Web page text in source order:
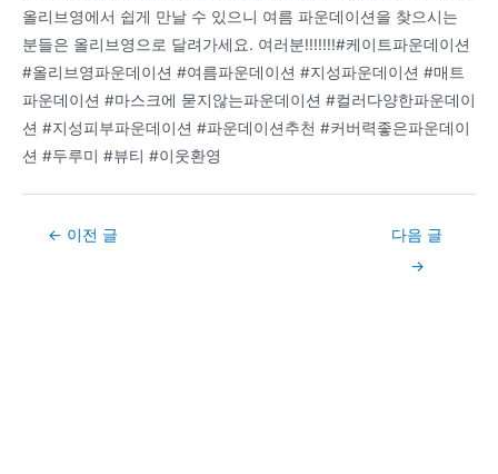
올리브영에서 쉽게 만날 수 있으니 여름 파운데이션을 찾으시는
분들은 올리브영으로 달려가세요. 여러분!!!!!!!#케이트파운데이션
#올리브영파운데이션 #여름파운데이션 #지성파운데이션 #매트
파운데이션 #마스크에 묻지않는파운데이션 #컬러다양한파운데이
션 #지성피부파운데이션 #파운데이션추천 #커버력좋은파운데이
션 #두루미 #뷰티 #이웃환영
Post← 이전 글
다음 글
→